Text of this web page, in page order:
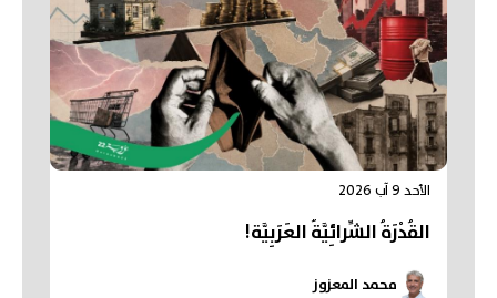
الأحد 9 آب 2026
القُدْرَةُ الشِّرائِيَّةُ العَرَبِيَّة!
محمد المعزوز